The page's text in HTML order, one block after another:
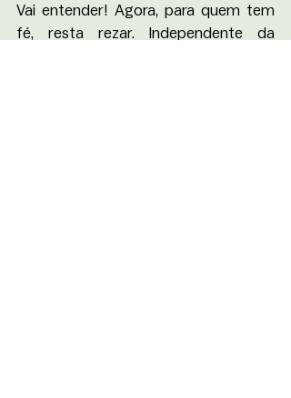
Vai entender! Agora, para quem tem
fé, resta rezar. Independente da